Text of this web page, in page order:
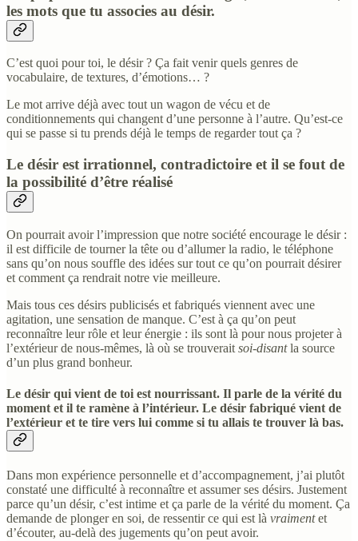
les mots que tu associes au désir.
C’est quoi pour toi, le désir ? Ça fait venir quels genres de
vocabulaire, de textures, d’émotions… ?
Le mot arrive déjà avec tout un wagon de vécu et de
conditionnements qui changent d’une personne à l’autre. Qu’est-ce
qui se passe si tu prends déjà le temps de regarder tout ça ?
Le désir est irrationnel, contradictoire et il se fout de
la possibilité d’être réalisé
On pourrait avoir l’impression que notre société encourage le désir :
il est difficile de tourner la tête ou d’allumer la radio, le téléphone
sans qu’on nous souffle des idées sur tout ce qu’on pourrait désirer
et comment ça rendrait notre vie meilleure.
Mais tous ces désirs publicisés et fabriqués viennent avec une
agitation, une sensation de manque. C’est à ça qu’on peut
reconnaître leur rôle et leur énergie : ils sont là pour nous projeter à
l’extérieur de nous-mêmes, là où se trouverait soi-disantla source
d’un plus grand bonheur.
Le désir qui vient de toi est nourrissant. Il parle de la vérité du
moment et il te ramène à l’intérieur. Le désir fabriqué vient de
l’extérieur et te tire vers lui comme si tu allais te trouver là bas.
Dans mon expérience personnelle et d’accompagnement, j’ai plutôt
constaté une difficulté à reconnaître et assumer ses désirs. Justement
parce qu’un désir, c’est intime et ça parle de la vérité du moment. Ça
demande de plonger en soi, de ressentir ce qui est là vraimentet
d’écouter, au-delà des jugements qu’on peut avoir.